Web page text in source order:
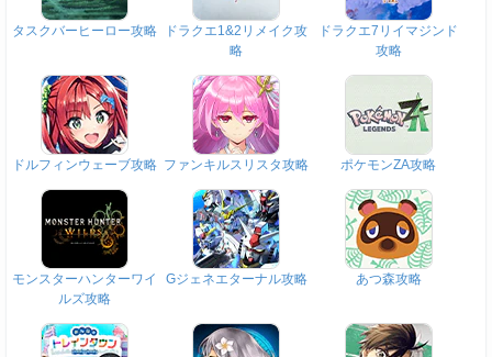
タスクバーヒーロー攻略
ドラクエ1&2リメイク攻
略
ドラクエ7リイマジンド
攻略
ドルフィンウェーブ攻略 ファンキルスリスタ攻略 ポケモンZA攻略
モンスターハンターワイ
ルズ攻略
Gジェネエターナル攻略 あつ森攻略